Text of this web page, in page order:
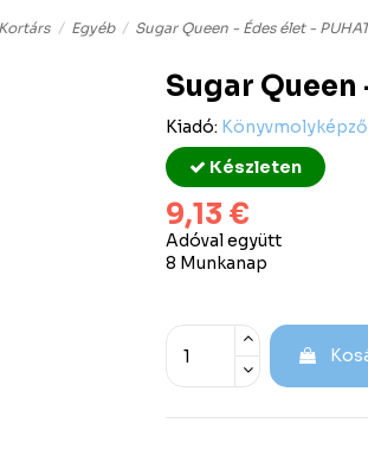
Kortárs Egyéb Sugar Queen - Édes élet -
Sugar Queen
Kiadó:
Készleten
9,13 €
Adóval együtt
8 Munkanap